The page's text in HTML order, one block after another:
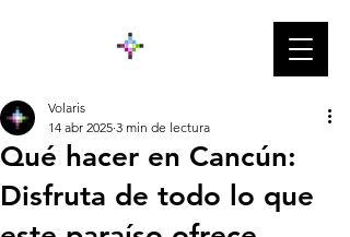
Qué hacer en Cancún:
Disfruta de todo lo que
Volaris
14 abr 2025 3 min de lectura